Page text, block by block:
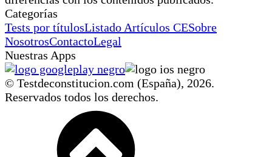
Categorías
Tests por títulosListado Artículos CESobre
NosotrosContactoLegal
Nuestras Apps
© Testdeconstitucion.com (España), 2026.
Reservados todos los derechos.